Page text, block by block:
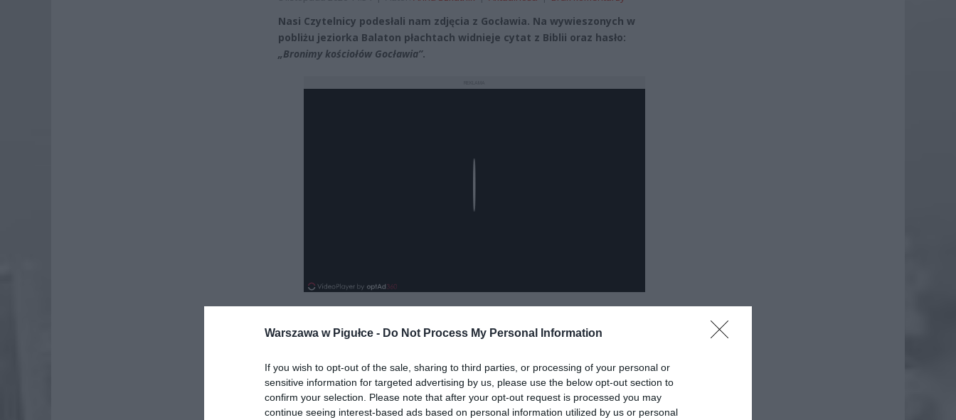
Warszawa w Pigułce - Do Not Process My Personal Information
If you wish to opt-out of the sale, sharing to third parties, or processing of your personal or
sensitive information for targeted advertising by us, please use the below opt-out section to
confirm your selection. Please note that after your opt-out request is processed you may
continue seeing interest-based ads based on personal information utilized by us or personal
Nasi Czytelnicy podesłali nam zdjęcia z Gocławia. Na wywieszonych w
pobliżu jeziorka Balaton płachtach widnieje cytat z Biblii oraz hasło:
„Bronimy kościołów Gocławia”.